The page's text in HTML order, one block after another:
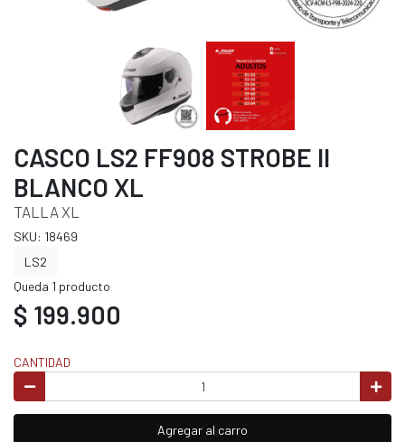
CASCO LS2 FF908 STROBE II
BLANCO XL
TALLA XL
SKU: 18469
LS2
Queda 1 producto
$ 199.900
CANTIDAD
Agregar al carro